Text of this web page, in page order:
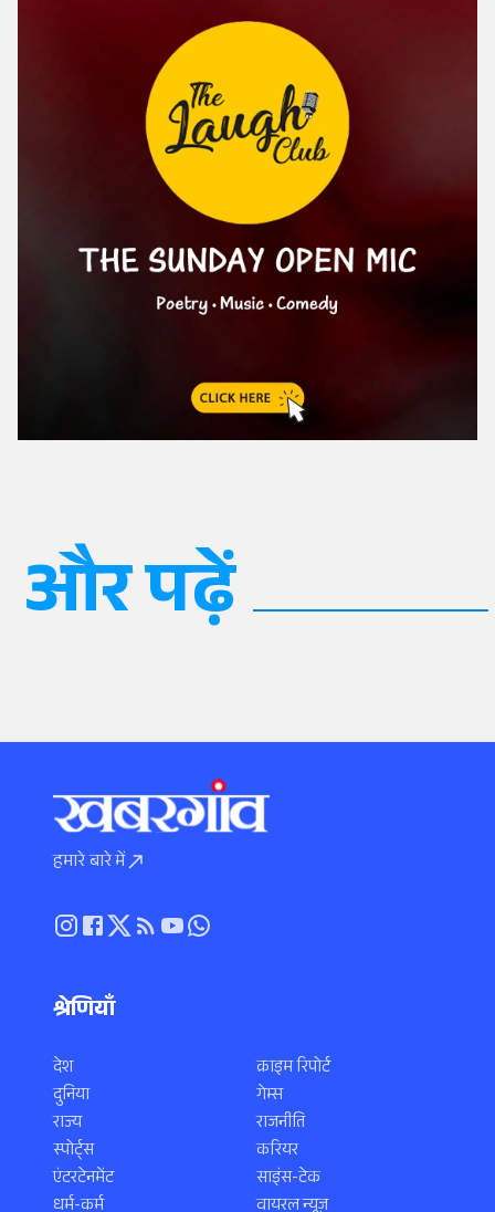
और पढ़ें
हमारे बारे में
श्रेणियाँ
देश
दुनिया
राज्य
स्पोर्ट्स
एंटरटेनमेंट
क्राइम रिपोर्ट
गेम्स
राजनीति
करियर
साइंस-टेक